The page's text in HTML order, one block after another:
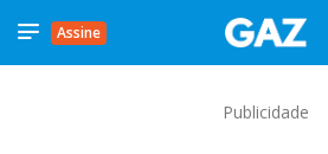
Assine
Publicidade